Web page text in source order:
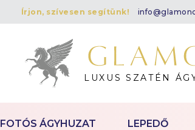
Írjon, szívesen segítünk!
LUXUS SZATÉN
FOTÓS ÁGYHUZAT LEPEDŐ